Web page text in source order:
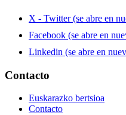
X - Twitter (se abre en
Facebook (se abre en
Linkedin (se abre en
Contacto
Euskarazko bertsioa
Contacto